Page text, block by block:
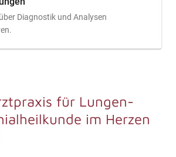
Diagnostik und Analysen
für Lungen-
im Herzen